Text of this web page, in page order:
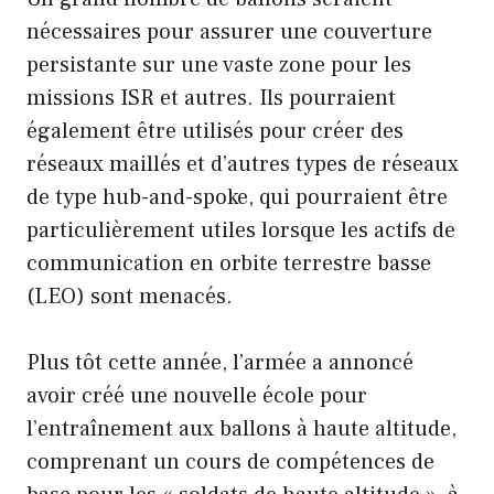
nécessaires pour assurer une couverture
persistante sur une vaste zone pour les
missions ISR et autres. Ils pourraient
également être utilisés pour créer des
réseaux maillés et d’autres types de réseaux
de type hub-and-spoke, qui pourraient être
particulièrement utiles lorsque les actifs de
communication en orbite terrestre basse
(LEO) sont menacés.
Plus tôt cette année, l’armée a annoncé
avoir créé une nouvelle école pour
l’entraînement aux ballons à haute altitude,
comprenant un cours de compétences de